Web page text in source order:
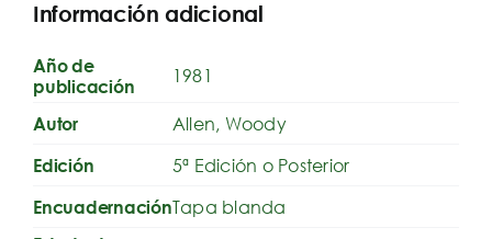
Información adicional
Año de
publicación
1981
Autor Allen, Woody
Edición 5ª Edición o Posterior
EncuadernaciónTapa blanda